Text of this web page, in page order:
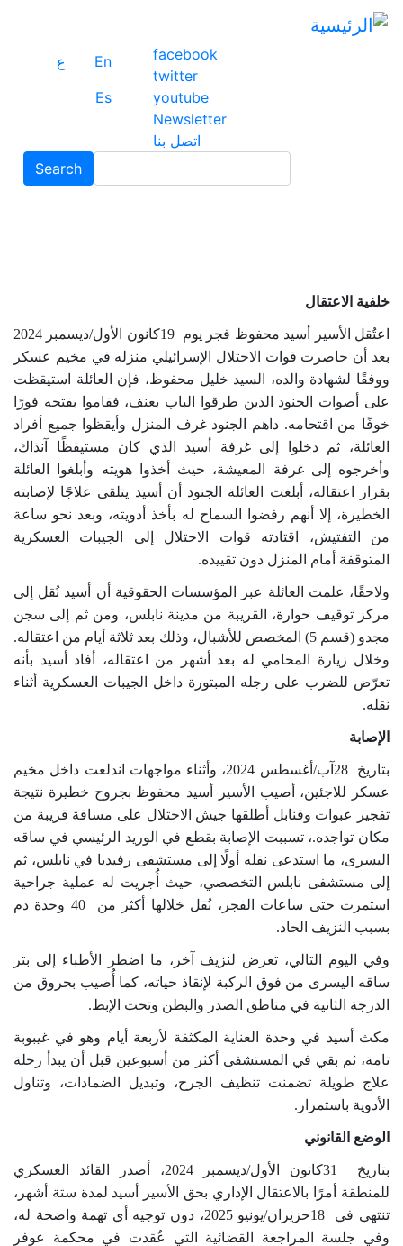
facebook
twitter
youtube
Newsletter
اتصل بنا
En
ع
Es
Search
Search
خلفية الاعتقال
اعتُقل الأسير أسيد محفوظ فجر يوم 19
كانون الأول/ديسمبر 2024
بعد أن حاصرت قوات الاحتلال الإسرائيلي منزله في مخيم عسكر
ووفقًا لشهادة والده، السيد خليل محفوظ، فإن العائلة استيقظت
على أصوات الجنود الذين طرقوا الباب بعنف، فقاموا بفتحه فورًا
خوفًا من اقتحامه. داهم الجنود غرف المنزل وأيقظوا جميع أفراد
العائلة، ثم دخلوا إلى غرفة أسيد الذي كان مستيقظًا آنذاك،
وأخرجوه إلى غرفة المعيشة، حيث أخذوا هويته وأبلغوا العائلة
بقرار اعتقاله، أبلغت العائلة الجنود أن أسيد يتلقى علاجًا لإصابته
الخطيرة، إلا أنهم رفضوا السماح له بأخذ أدويته، وبعد نحو ساعة
من التفتيش، اقتادته قوات الاحتلال إلى الجيبات العسكرية
المتوقفة أمام المنزل دون تقييده.
ولاحقًا، علمت العائلة عبر المؤسسات الحقوقية أن أسيد نُقل إلى
مركز توقيف حوارة،
القريبة من مدينة نابلس، ومن ثم إلى سجن
مجدو (قسم 5) المخصص للأشبال، وذلك بعد ثلاثة أيام من اعتقاله
.
وخلال زيارة المحامي له بعد أشهر من اعتقاله، أفاد أسيد بأنه
تعرّض للضرب على رجله المبتورة داخل الجيبات العسكرية أثناء
نقله.
الإصابة
بتاريخ 28
آب/أغسطس 2024، وأثناء مواجهات اندلعت داخل مخيم
عسكر للاجئين، أصيب الأسير أسيد محفوظ بجروح خطيرة نتيجة
تفجير عبوات وقنابل أطلقها جيش الاحتلال على مسافة قريبة من
مكان تواجده.، تسببت الإصابة بقطع في الوريد الرئيسي في ساقه
اليسرى، ما استدعى نقله أولًا إلى مستشفى رفيديا في نابلس، ثم
إلى مستشفى نابلس التخصصي، حيث أُجريت له عملية جراحية
استمرت حتى ساعات الفجر، نُقل خلالها أكثر من
40وحدة دم
بسبب النزيف الحاد.
وفي اليوم التالي، تعرض لنزيف آخر، ما اضطر الأطباء إلى بتر
ساقه اليسرى من فوق الركبة لإنقاذ حياته، كما أُصيب بحروق من
الدرجة الثانية في مناطق الصدر والبطن وتحت الإبط.
مكث أسيد في وحدة العناية المكثفة لأربعة أيام وهو في غيبوبة
تامة، ثم بقي في المستشفى أكثر من أسبوعين قبل أن يبدأ رحلة
علاج طويلة تضمنت تنظيف الجرح، وتبديل الضمادات، وتناول
الأدوية باستمرار .
الوضع القانوني
بتاريخ 31
كانون الأول/ديسمبر 2024، أصدر القائد العسكري
للمنطقة أمرًا بالاعتقال الإداري بحق الأسير أسيد لمدة ستة أشهر،
تنتهي في
18
حزيران/يونيو 2025، دون توجيه أي تهمة واضحة له،
وفي جلسة المراجعة القضائية التي عُقدت في محكمة عوفر